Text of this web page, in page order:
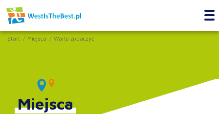
Start Miejsca Warto zobaczyć
Miejsca